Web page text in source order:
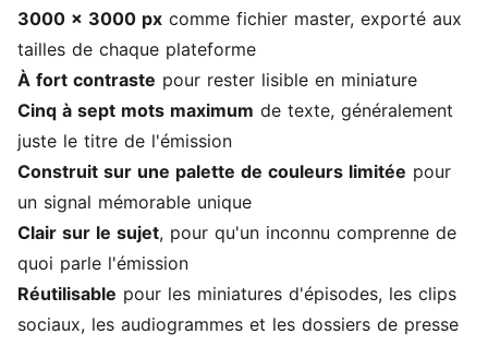
3000 x 3000 px comme fichier master, exporté aux
tailles de chaque plateforme
À fort contraste pour rester lisible en miniature
Cinq à sept mots maximum de texte, généralement
juste le titre de l'émission
Construit sur une palette de couleurs limitée pour
un signal mémorable unique
Clair sur le sujet, pour qu'un inconnu comprenne de
quoi parle l'émission
Réutilisable pour les miniatures d'épisodes, les clips
sociaux, les audiogrammes et les dossiers de presse